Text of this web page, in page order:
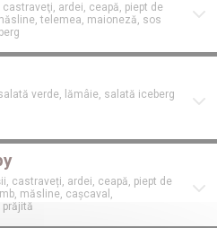
ardei, ceapă, piept de
telemea, maioneză, sos
verde, lămâie, salată iceberg
castraveți, ardei, ceapă, piept de
măsline, cașcaval,